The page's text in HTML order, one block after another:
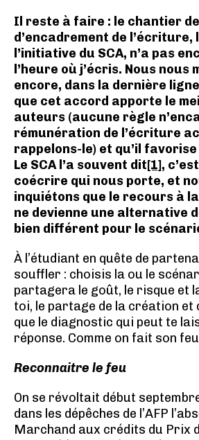
Il reste à faire : le chantier
d’encadrement de l’écriture,
l’initiative du SCA, n’a pas
l’heure où j’écris. Nous nous
encore, dans la dernière
que cet accord apporte le
auteurs (aucune règle
rémunération de l’écriture
rappelons-le) et qu’il
Le SCA l’a souvent dit[1],
coécrire qui nous porte, et
inquiétons que le recours à
ne devienne une alternative
bien différent pour le
À l’étudiant en quête de
souffler : choisis la ou le
partagera le goût, le risque et
toi, le partage de la création et
que le diagnostic qui peut te
réponse. Comme on fait son
Reconnaitre le feu
On se révoltait début
dans les dépêches de l’AFP
Marchand aux crédits du Prix